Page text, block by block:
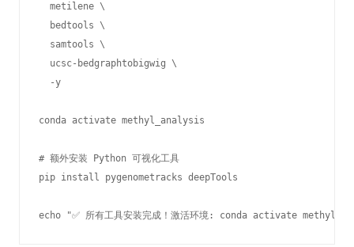
  metilene \
  bedtools \
  samtools \
  ucsc-bedgraphtobigwig \
  -y
conda activate methyl_analysis
# 额外安装 Python 可视化工具
pip install pygenometracks deepTools
echo "✅ 所有工具安装完成！激活环境: conda activate